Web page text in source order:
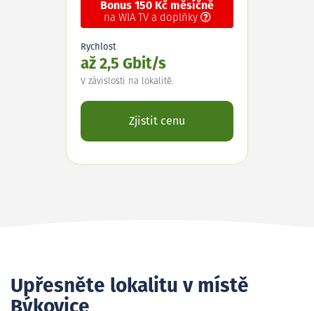
Bonus 150 Kč měsíčně
na WIA TV a doplňky
Rychlost
až 2,5 Gbit/s
V závislosti na lokalitě.
Zjistit cenu
Upřesněte lokalitu v místě